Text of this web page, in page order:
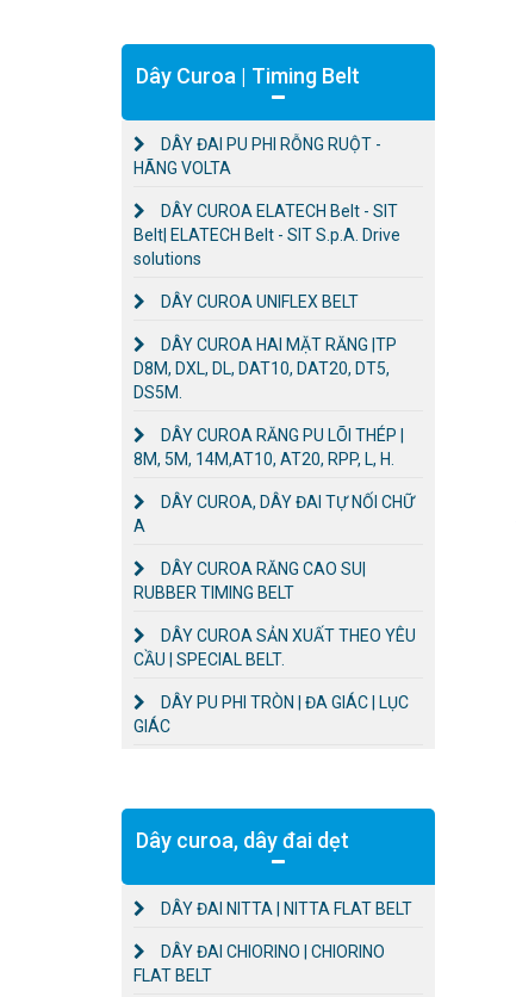
Dây Curoa | Timing Belt
DÂY ĐAI PU PHI RỖNG RUỘT -
HÃNG VOLTA
DÂY CUROA ELATECH Belt - SIT
Belt| ELATECH Belt - SIT S.p.A. Drive
solutions
DÂY CUROA UNIFLEX BELT
DÂY CUROA HAI MẶT RĂNG |TP
D8M, DXL, DL, DAT10, DAT20, DT5,
DS5M.
DÂY CUROA RĂNG PU LÕI THÉP |
8M, 5M, 14M,AT10, AT20, RPP, L, H.
DÂY CUROA, DÂY ĐAI TỰ NỐI CHỮ
A
DÂY CUROA RĂNG CAO SU|
RUBBER TIMING BELT
DÂY CUROA SẢN XUẤT THEO YÊU
CẦU | SPECIAL BELT.
DÂY PU PHI TRÒN | ĐA GIÁC | LỤC
GIÁC
Dây curoa, dây đai dẹt
DÂY ĐAI NITTA | NITTA FLAT BELT
DÂY ĐAI CHIORINO | CHIORINO
FLAT BELT